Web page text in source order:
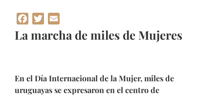
Facebook
Twitter
La marcha de miles de Mujeres
En el Día Internacional de la Mujer, miles de
uruguayas se expresaron en el centro de